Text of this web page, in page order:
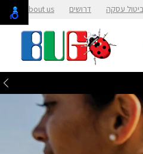
ביטול עסקה דרושים About us